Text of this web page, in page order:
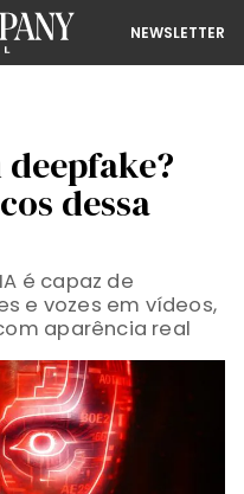
NEWSLETTER
dessa
é capaz de
e vozes em vídeos,
aparência real